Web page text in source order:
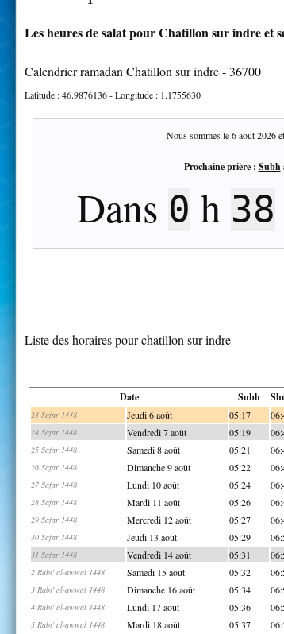
Les heures de salat pour Chatillon sur indre et
Calendrier ramadan Chatillon sur indre - 36700
Latitude :46.9876136- Longitude : 1.1755630
Nous sommes le6 août 2026
Prochaine prière : Subh
Dans 0 h 38
Liste des horaires pour chatillon sur indre
Date Subh
23 Safar 1448 Jeudi 6 août 05:17
24 Safar 1448 Vendredi 7 août 05:19
25 Safar 1448 Samedi 8 août 05:21
26 Safar 1448 Dimanche 9 août 05:22
27 Safar 1448 Lundi 10 août 05:24
28 Safar 1448 Mardi 11 août 05:26
29 Safar 1448 Mercredi 12 août 05:27
30 Safar 1448 Jeudi 13 août 05:29
31 Safar 1448 Vendredi 14 août 05:31
2 Rabi' al-awwal 1448 Samedi 15 août 05:32
3 Rabi' al-awwal 1448 Dimanche 16 août 05:34
4 Rabi' al-awwal 1448 Lundi 17 août 05:36
5 Rabi' al-awwal 1448 Mardi 18 août 05:37